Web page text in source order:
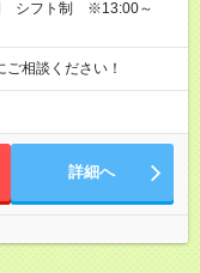
相談ください！
詳細へ